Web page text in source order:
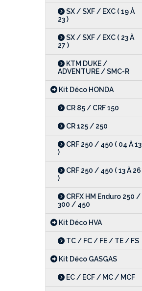
SX / SXF / EXC ( 19 À
23 )
SX / SXF / EXC ( 23 À
27 )
KTM DUKE /
ADVENTURE / SMC-R
Kit Déco HONDA
CR 85 / CRF 150
CR 125 / 250
CRF 250 / 450 ( 04 À 13
)
CRF 250 / 450 ( 13 À 26
)
CRFX HM Enduro 250 /
300 / 450
Kit Déco HVA
TC / FC / FE / TE / FS
Kit Déco GASGAS
EC / ECF / MC / MCF